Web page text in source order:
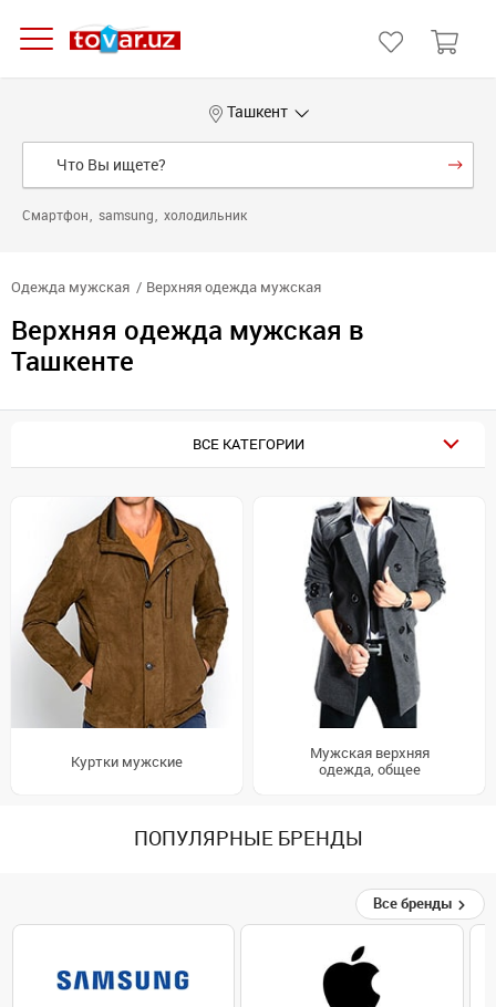
Ташкент
Смартфон samsung холодильник
Одежда мужская Верхняя одежда мужская
Верхняя одежда мужская в
Ташкенте
ВСЕ КАТЕГОРИИ
Куртки мужские
Мужская верхняя
одежда, общее
ПОПУЛЯРНЫЕ БРЕНДЫ
Все бренды